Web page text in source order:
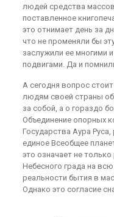
людей средства
поставленное
это отнимает день за
что не променяли бы
заслужили ее многими
подвигами. Да и
А сегодня вопрос
людям своей страны
за собой, а о гораздо
Объединение опорных
Государства Аура
единое Всеобщее
это означает не
Небесного града на
реальности бытия в
Однако это согласие